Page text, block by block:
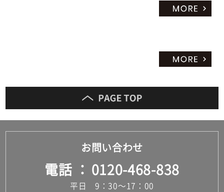
お問い合わせ
電話 0120-468-838
平日 9：30～17：00